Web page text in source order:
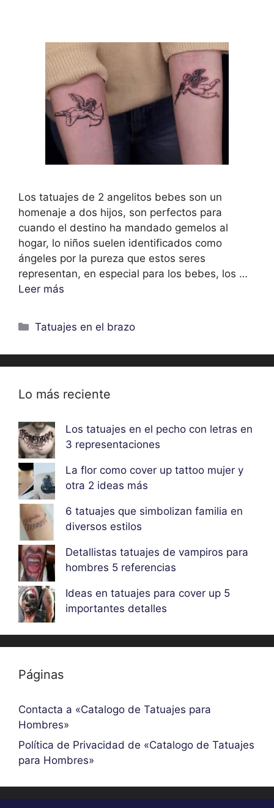
Los tatuajes de 2 angelitos bebes son un
homenaje a dos hijos, son perfectos para
cuando el destino ha mandado gemelos al
hogar, lo niños suelen identificados como
ángeles por la pureza que estos seres
representan, en especial para los bebes, los …
Leer más
Categorías
Tatuajes en el brazo
Lo más reciente
Los tatuajes en el pecho con letras en
3 representaciones
La flor como cover up tattoo mujer y
otra 2 ideas más
6 tatuajes que simbolizan familia en
diversos estilos
Detallistas tatuajes de vampiros para
hombres 5 referencias
Ideas en tatuajes para cover up 5
importantes detalles
Páginas
Contacta a «Catalogo de Tatuajes para
Hombres»
Política de Privacidad de «Catalogo de Tatuajes
para Hombres»